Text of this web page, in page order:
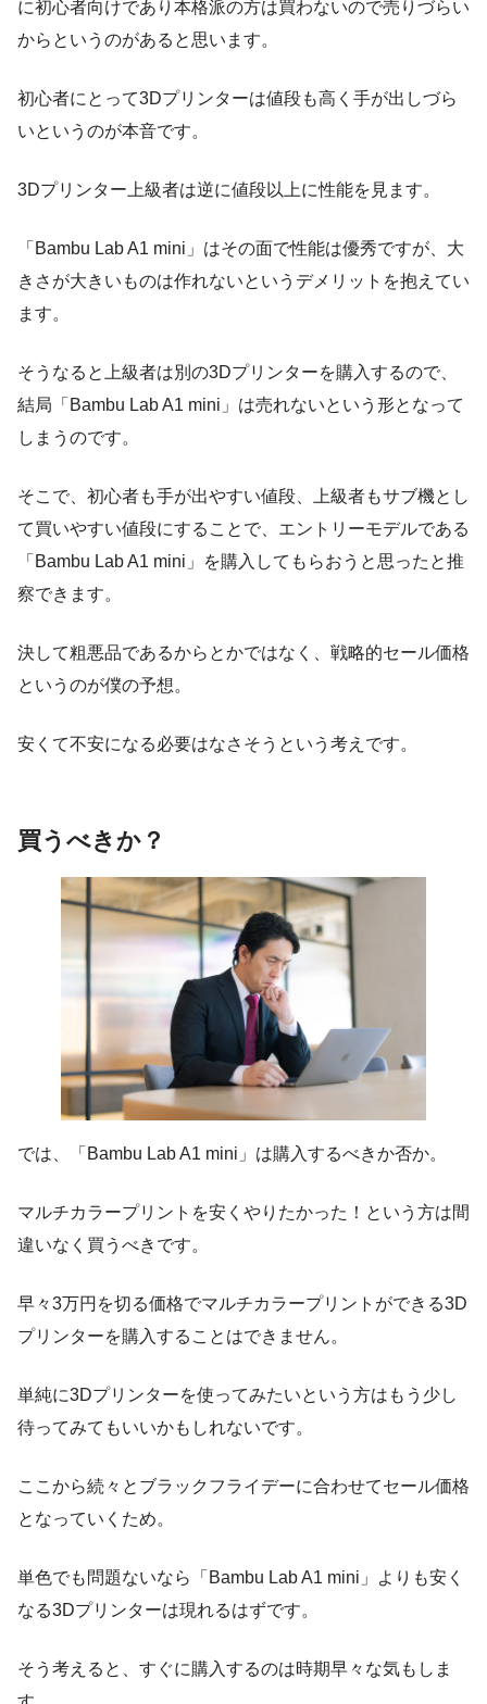
に初心者向けであり本格派の方は買わないので売りづらい
からというのがあると思います。
初心者にとって3Dプリンターは値段も高く手が出しづら
いというのが本音です。
3Dプリンター上級者は逆に値段以上に性能を見ます。
「Bambu Lab A1 mini」はその面で性能は優秀ですが、大
きさが大きいものは作れないというデメリットを抱えてい
ます。
そうなると上級者は別の3Dプリンターを購入するので、
結局「Bambu Lab A1 mini」は売れないという形となって
しまうのです。
そこで、初心者も手が出やすい値段、上級者もサブ機とし
て買いやすい値段にすることで、エントリーモデルである
「Bambu Lab A1 mini」を購入してもらおうと思ったと推
察できます。
決して粗悪品であるからとかではなく、戦略的セール価格
というのが僕の予想。
安くて不安になる必要はなさそうという考えです。
買うべきか？
では、「Bambu Lab A1 mini」は購入するべきか否か。
マルチカラープリントを安くやりたかった！という方は間
違いなく買うべきです。
早々3万円を切る価格でマルチカラープリントができる3D
プリンターを購入することはできません。
単純に3Dプリンターを使ってみたいという方はもう少し
待ってみてもいいかもしれないです。
ここから続々とブラックフライデーに合わせてセール価格
となっていくため。
単色でも問題ないなら「Bambu Lab A1 mini」よりも安く
なる3Dプリンターは現れるはずです。
そう考えると、すぐに購入するのは時期早々な気もしま